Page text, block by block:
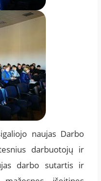
naujas Darbo
darbuotojų ir
darbo sutartis ir